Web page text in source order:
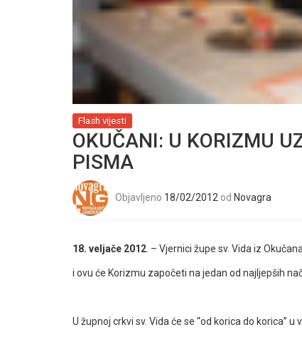
Flash vijesti
OKUČANI: U KORIZMU
PISMA
Objavljeno 18/02/2012 od Novagra
18. veljače 2012 . – Vjernici župe sv. Vida iz Okučana
i ovu će Korizmu započeti na jedan od najljepših
U župnoj crkvi sv. Vida će se “od korica do korica”